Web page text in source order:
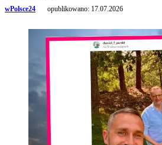
wPolsce24 opublikowano: 17.07.2026